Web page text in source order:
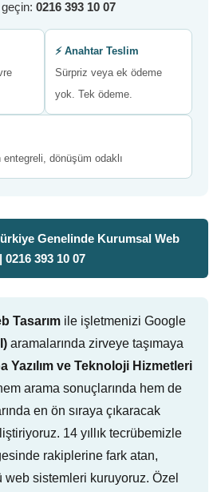
0216 393 10 07
⚡ Anahtar Teslim
Sürpriz veya ek ödeme
yok. Tek ödeme.
dönüşüm odaklı
Genelinde Kurumsal Web
393 10 07
Tasarım ile işletmenizi Google
aramalarında zirveye taşımaya
Yazılım ve Teknoloji Hizmetleri
arama sonuçlarında hem de
en ön sıraya çıkaracak
14 yıllık tecrübemizle
rakiplerine fark atan,
sistemleri kuruyoruz. Özel